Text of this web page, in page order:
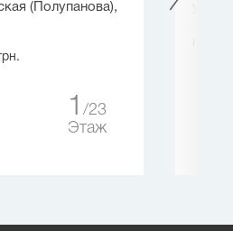
(Полупанова),
1
23
Этаж